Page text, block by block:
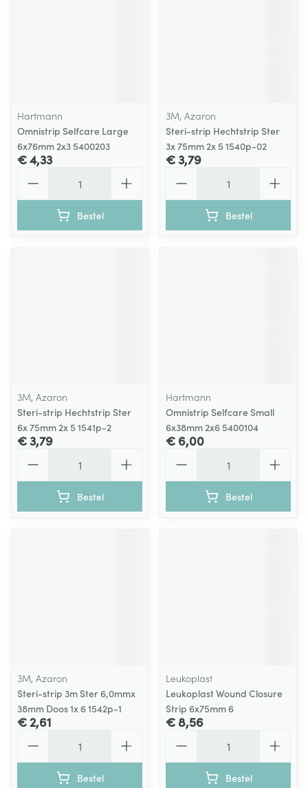
Hartmann
Omnistrip Selfcare Large
6x76mm 2x3 5400203
€ 4,33
Bestel
3M, Azaron
Steri-strip Hechtstrip Ster
3x 75mm 2x 5 1540p-02
€ 3,79
Bestel
3M, Azaron
Steri-strip Hechtstrip Ster
6x 75mm 2x 5 1541p-2
€ 3,79
Bestel
Hartmann
Omnistrip Selfcare Small
6x38mm 2x6 5400104
€ 6,00
Bestel
3M, Azaron
Steri-strip 3m Ster 6,0mmx
38mm Doos 1x 6 1542p-1
€ 2,61
Bestel
Leukoplast
Leukoplast Wound Closure
Strip 6x75mm 6
€ 8,56
Bestel